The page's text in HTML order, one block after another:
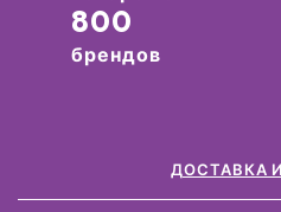
800
брендов
ДОСТАВКА